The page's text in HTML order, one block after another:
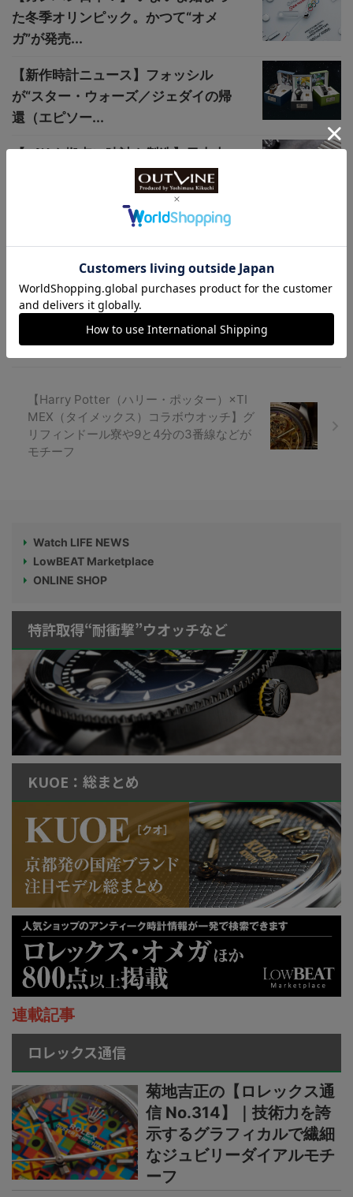
た冬季オリンピック。かつて“オメ
ガ”が発売...
【新作時計ニュース】フォッシル
が“スター・ウォーズ／ジェダイの帰
還（エピソー...
【パリを拠点に時計を製造】日本未
上陸の新鋭ブランド“Serica（セリ
カシオ“G-SHOCK”新作【完売必至の「X
G」コラボレーションモデル2種】5月29日
から抽選予約販売開始、「XG」ロゴを取
り入れた特別デザインに注目
【Harry Potter（ハリー・ポッター）×TI
MEX（タイメックス）コラボウオッチ】グ
リフィンドール寮や9と4分の3番線などが
モチーフ
Watch LIFE NEWS
LowBEAT Marketplace
ONLINE SHOP
特許取得“耐衝撃”ウオッチなど
KUOE：総まとめ
連載記事
ロレックス通信
菊地吉正の【ロレックス通
信 No.314】｜技術力を誇
示するグラフィカルで繊細
なジュビリーダイアルモチ
ーフ